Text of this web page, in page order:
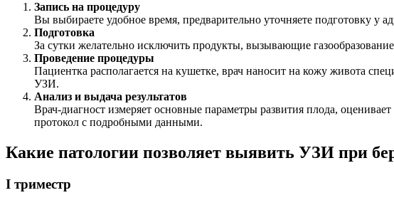
Запись на процедуру
Вы выбираете удобное время, предварительно уточняете подготовку у
Подготовка
За сутки желательно исключить продукты, вызывающие
Проведение процедуры
Пациентка располагается на кушетке, врач наносит на кожу живота
УЗИ.
Анализ и выдача результатов
Врач-диагност измеряет основные параметры развития плода,
протокол с подробными данными.
Какие патологии позволяет выявить УЗИ при
I триместр